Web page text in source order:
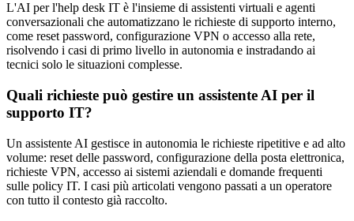
L'AI per l'help desk IT è l'insieme di assistenti virtuali e agenti
conversazionali che automatizzano le richieste di supporto interno,
come reset password, configurazione VPN o accesso alla rete,
risolvendo i casi di primo livello in autonomia e instradando ai
tecnici solo le situazioni complesse.
Quali richieste può gestire un assistente AI per il
supporto IT?
Un assistente AI gestisce in autonomia le richieste ripetitive e ad alto
volume: reset delle password, configurazione della posta elettronica,
richieste VPN, accesso ai sistemi aziendali e domande frequenti
sulle policy IT. I casi più articolati vengono passati a un operatore
con tutto il contesto già raccolto.